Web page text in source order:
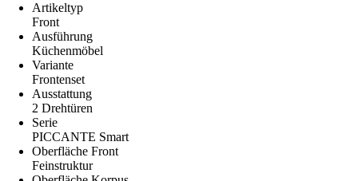
Artikeltyp
Front
Ausführung
Küchenmöbel
Variante
Frontenset
Ausstattung
2 Drehtüren
Serie
PICCANTE Smart
Oberfläche Front
Feinstruktur